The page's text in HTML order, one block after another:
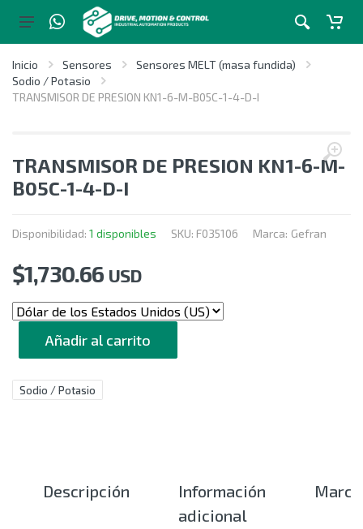
Inicio Sensores
Sensores MELT (masa fundida)
Sodio / Potasio
TRANSMISOR DE PRESION KN1-6-M-B05C-1-4-D-I
TRANSMISOR DE PRESION KN1-6-M-
B05C-1-4-D-I
Disponibilidad: 1 disponibles SKU: F035106 Marca: Gefran
$1,730.66 USD
CANTIDAD
Añadir al carrito
Sodio / Potasio
Descripción
Información
adicional
Marca